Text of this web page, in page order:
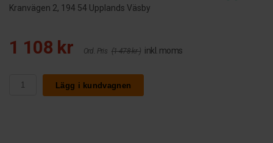
Kranvägen 2, 194 54 Upplands Väsby
1 108 kr Ord. Pris (1 478 kr ) inkl. moms
Lägg i kundvagnen